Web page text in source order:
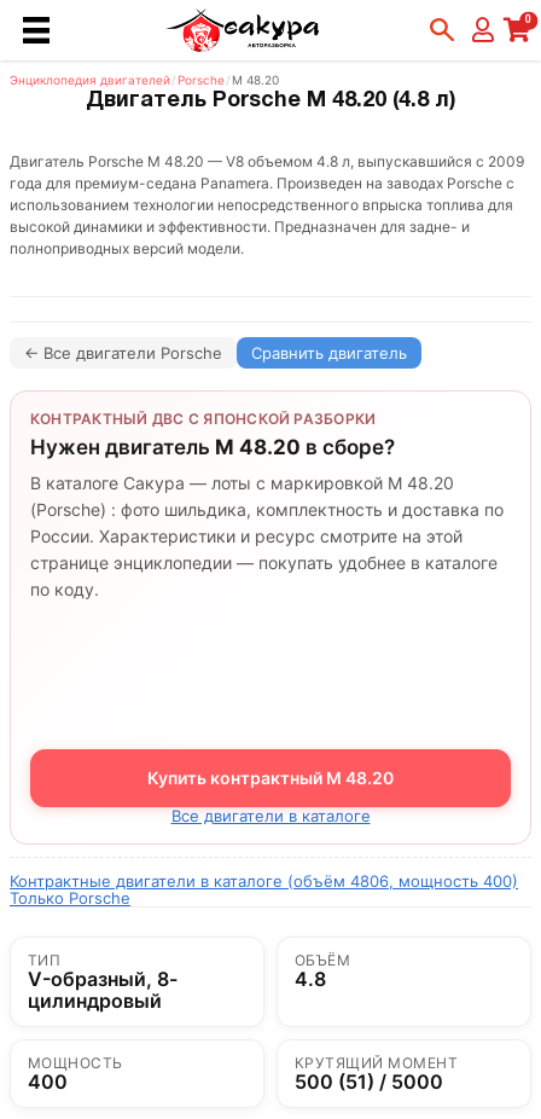
0
Энциклопедия двигателей/ Porsche/ M 48.20
Двигатель Porsche M 48.20 (4.8 л)
Двигатель Porsche M 48.20 — V8 объемом 4.8 л, выпускавшийся с 2009
года для премиум-седана Panamera. Произведен на заводах Porsche с
использованием технологии непосредственного впрыска топлива для
высокой динамики и эффективности. Предназначен для задне- и
полноприводных версий модели.
← Все двигатели Porsche Сравнить двигатель
КОНТРАКТНЫЙ ДВС С ЯПОНСКОЙ РАЗБОРКИ
Нужен двигатель M 48.20 в сборе?
В каталоге Сакура — лоты с маркировкой M 48.20
(Porsche) : фото шильдика, комплектность и доставка по
России. Характеристики и ресурс смотрите на этой
странице энциклопедии — покупать удобнее в каталоге
по коду.
Купить контрактный M 48.20
Все двигатели в каталоге
Контрактные двигатели в каталоге (объём 4806, мощность 400)
Только Porsche
ТИП
V-образный, 8-
цилиндровый
ОБЪЁМ
4.8
МОЩНОСТЬ
400
КРУТЯЩИЙ МОМЕНТ
500 (51) / 5000